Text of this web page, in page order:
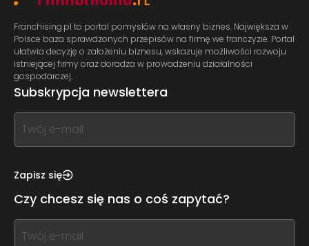
Franchising.pl to portal pomysłów na własny biznes. Największa w
Polsce baza sprawdzonych przepisów na firmę we franczyzie. Portal
ułatwia decyzję o założeniu biznesu, wskazuje możliwości rozwoju
istniejącej firmy oraz doradza w prowadzeniu działalności
gospodarczej.
Subskrypcja newslettera
If
you
this,
this
form
field
Zapisz się
Czy chcesz się nas o coś zapytać?
If